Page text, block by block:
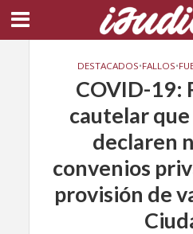
DESTACADOS•FALLOS•
COVID-19:
cautelar
declaren
convenios
provisión de